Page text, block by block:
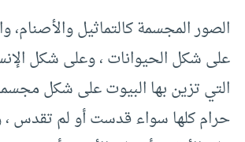
الصور المجسمة كالتماثيل والأصنام،
على شكل الحيوانات ، وعلى شكل
التي تزين بها البيوت على شكل
حرام كلها سواء قدست أو لم تقدس